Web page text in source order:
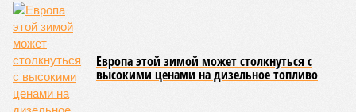
Монополия вкладывалась-вкладывалась в Армению и
довкладывалась